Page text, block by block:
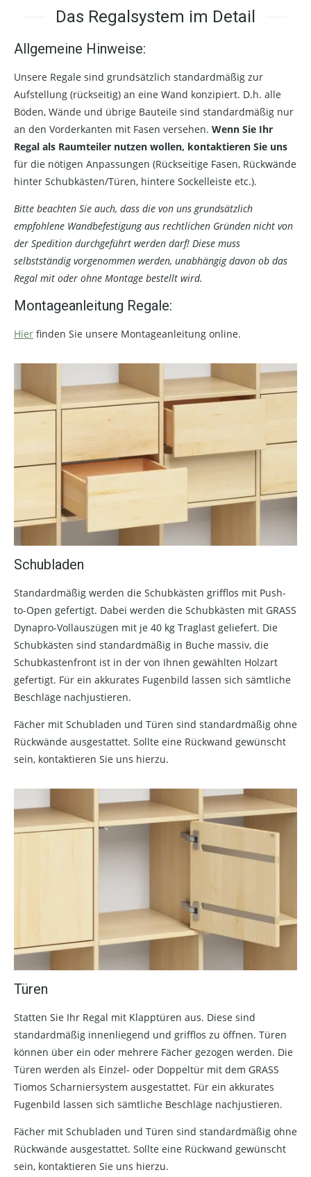
Das Regalsystem im Detail
Allgemeine Hinweise:
Unsere Regale sind grundsätzlich standardmäßig zur
Aufstellung (rückseitig) an eine Wand konzipiert. D.h. alle
Böden, Wände und übrige Bauteile sind standardmäßig nur
an den Vorderkanten mit Fasen versehen. Wenn Sie Ihr
Regal als Raumteiler nutzen wollen, kontaktieren Sie uns
für die nötigen Anpassungen (Rückseitige Fasen, Rückwände
hinter Schubkästen/Türen, hintere Sockelleiste etc.).
Bitte beachten Sie auch, dass die von uns grundsätzlich
empfohlene Wandbefestigung aus rechtlichen Gründen nicht von
der Spedition durchgeführt werden darf! Diese muss
selbstständig vorgenommen werden, unabhängig davon ob das
Regal mit oder ohne Montage bestellt wird.
Montageanleitung Regale:
Hier finden Sie unsere Montageanleitung online.
Schubladen
Standardmäßig werden die Schubkästen grifflos mit Push-
to-Open gefertigt. Dabei werden die Schubkästen mit GRASS
Dynapro-Vollauszügen mit je 40 kg Traglast geliefert. Die
Schubkästen sind standardmäßig in Buche massiv, die
Schubkastenfront ist in der von Ihnen gewählten Holzart
gefertigt. Für ein akkurates Fugenbild lassen sich sämtliche
Beschläge nachjustieren.
Fächer mit Schubladen und Türen sind standardmäßig ohne
Rückwände ausgestattet. Sollte eine Rückwand gewünscht
sein, kontaktieren Sie uns hierzu.
Türen
Statten Sie Ihr Regal mit Klapptüren aus. Diese sind
standardmäßig innenliegend und grifflos zu öffnen. Türen
können über ein oder mehrere Fächer gezogen werden. Die
Türen werden als Einzel- oder Doppeltür mit dem GRASS
Tiomos Scharniersystem ausgestattet. Für ein akkurates
Fugenbild lassen sich sämtliche Beschläge nachjustieren.
Fächer mit Schubladen und Türen sind standardmäßig ohne
Rückwände ausgestattet. Sollte eine Rückwand gewünscht
sein, kontaktieren Sie uns hierzu.